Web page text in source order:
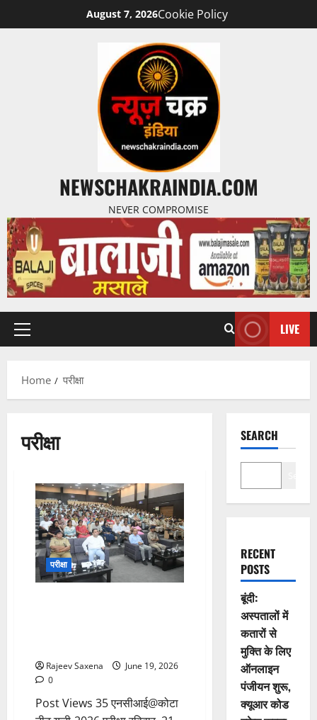
August 7, 2026Cookie Policy
NEWSCHAKRAINDIA.COM
NEVER COMPROMISE
LIVE
Home परीक्षा
परीक्षा
परीक्षा
Rajeev Saxena
June 19, 2026
0
Post Views 35 एनसीआई@कोटा
SEARCH
RECENT
POSTS
बूंदी:
अस्पतालों में
कतारों से
मुक्ति के लिए
ऑनलाइन
पंजीयन शुरू,
क्यूआर कोड